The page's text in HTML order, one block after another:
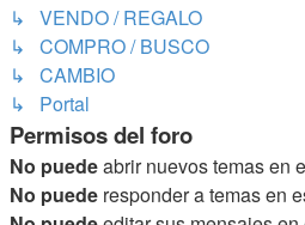
↳ VENDO / REGALO
↳ COMPRO / BUSCO
↳ CAMBIO
↳ Portal
Permisos del foro
No puedeabrir nuevos temas en
No puede responder a temas en